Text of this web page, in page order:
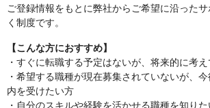
ご登録情報をもとに弊社からご希望に沿った
く制度です。
【こんな方におすすめ】
・すぐに転職する予定はないが、将来的に考
・希望する職種が現在募集されていないが、
内を受けたい方
・自分のスキルや経験を活かせる職種を知り